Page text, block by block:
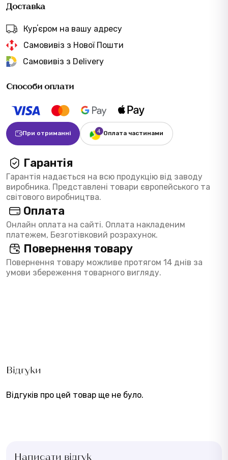
Доставка
Курʼєром на вашу адресу
Самовивіз з Нової Пошти
Самовивіз з Delivery
Способи оплати
При отриманні Оплата частинами
Гарантія
Гарантія надається на всю продукцію від заводу
виробника. Представлені товари європейського та
світового виробництва.
Оплата
Онлайн оплата на сайті. Оплата накладеним
платежем, Безготівковий розрахунок.
Повернення товару
Повернення товару можливе протягом 14 днів за
умови збереження товарного вигляду.
Відгуки
Відгуків про цей товар ще не було.
Написати відгук